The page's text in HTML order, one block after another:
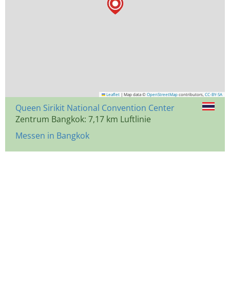
Leaflet | Map data © OpenStreetMap contributors, CC-BY-SA
Queen Sirikit National Convention Center
Zentrum Bangkok: 7,17 km Luftlinie
Messen in Bangkok